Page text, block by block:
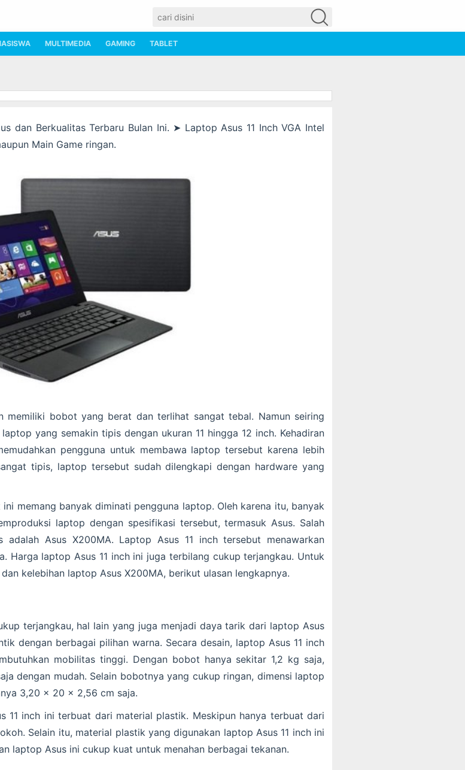
MULTIMEDIA GAMING TABLET
dan Berkualitas Terbaru Bulan Ini. ➤ Laptop Asus 11 Inch VGA Intel
Main Game ringan.
memiliki bobot yang berat dan terlihat sangat tebal. Namun seiring
yang semakin tipis dengan ukuran 11 hingga 12 inch. Kehadiran
pengguna untuk membawa laptop tersebut karena lebih
tipis, laptop tersebut sudah dilengkapi dengan hardware yang
memang banyak diminati pengguna laptop. Oleh karena itu, banyak
laptop dengan spesifikasi tersebut, termasuk Asus. Salah
Asus X200MA. Laptop Asus 11 inch tersebut menawarkan
Harga laptop Asus 11 inch ini juga terbilang cukup terjangkau. Untuk
kelebihan laptop Asus X200MA, berikut ulasan lengkapnya.
terjangkau, hal lain yang juga menjadi daya tarik dari laptop Asus
dengan berbagai pilihan warna. Secara desain, laptop Asus 11 inch
mobilitas tinggi. Dengan bobot hanya sekitar 1,2 kg saja,
dengan mudah. Selain bobotnya yang cukup ringan, dimensi laptop
3,20 x 20 x 2,56 cm saja.
11 inch ini terbuat dari material plastik. Meskipun hanya terbuat dari
Selain itu, material plastik yang digunakan laptop Asus 11 inch ini
laptop Asus ini cukup kuat untuk menahan berbagai tekanan.